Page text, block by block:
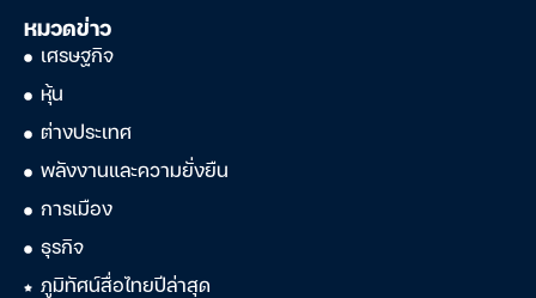
หมวดข่าว
เศรษฐกิจ
หุ้น
ต่างประเทศ
พลังงานและความยั่งยืน
การเมือง
ธุรกิจ
ภูมิทัศน์สื่อไทยปีล่าสุด